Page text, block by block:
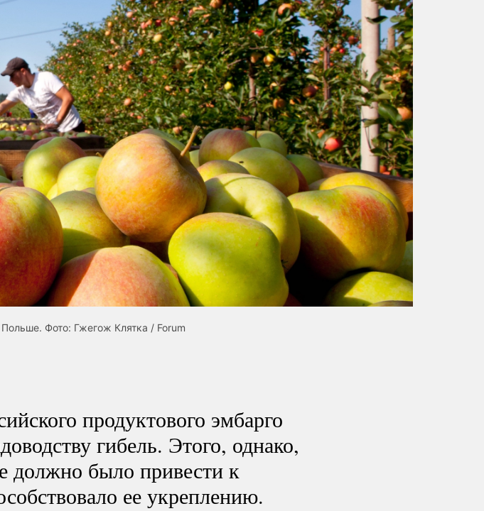
Фото: Гжегож Клятка / Forum
продуктового эмбарго
гибель. Этого, однако,
должно было привести к
ее укреплению.